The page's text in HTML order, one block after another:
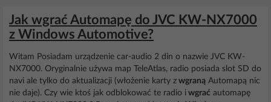
Jak wgrać Automapę do JVC KW-NX7000
z Windows Automotive?
Witam Posiadam urządzenie car-audio 2 din o nazwie JVC KW-
NX7000. Oryginalnie używa map TeleAtlas, radio posiada slot SD do
navi ale tylko do aktualizacji (włożenie karty z wgraną Automapą nic
nie daje). Czy wie ktoś jak odblokować te radio i wgrać automapę